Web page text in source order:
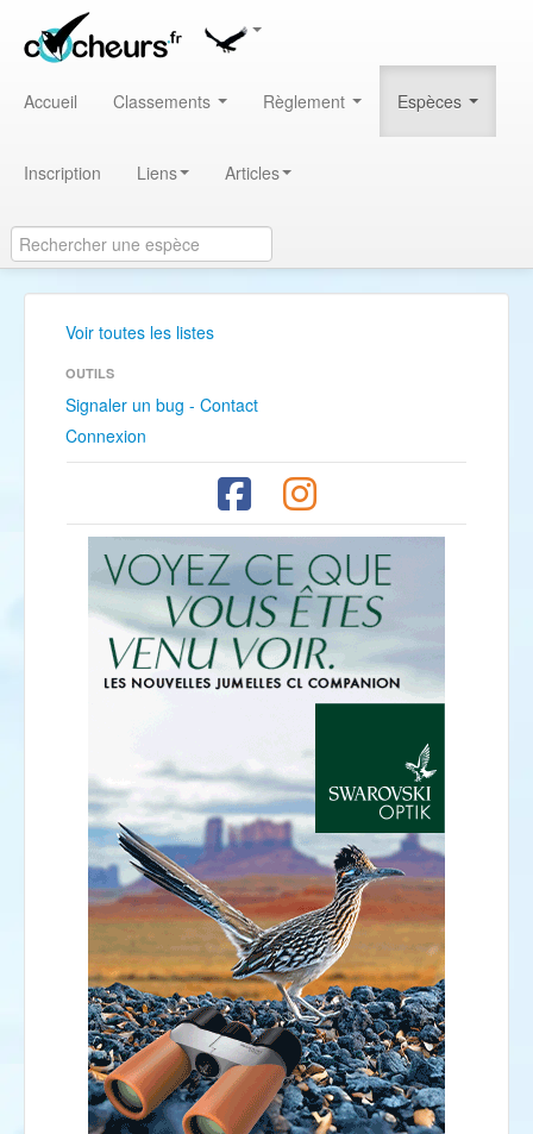
Accueil Classements Règlement Espèces
Inscription Liens Articles
Voir toutes les listes
OUTILS
Signaler un bug - Contact
Connexion